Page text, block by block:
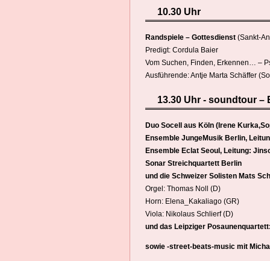
10.30 Uhr
Randspiele – Gottesdienst (Sankt-
Predigt: Cordula Baier
Vom Suchen, Finden, Erkennen… –
Ausführende: Antje Marta Schäffer
13.30 Uhr - soundtour
Duo Socell aus Köln (Irene
Ensemble JungeMusik Berlin,
Ensemble Eclat Seoul, Leitung:
Sonar Streichquartett Berlin
und die Schweizer Solisten Mats
Orgel: Thomas Noll (D)
Horn: Elena_Kakaliago (GR)
Viola: Nikolaus Schlierf (D)
und das Leipziger
sowie -street-beats-music mit